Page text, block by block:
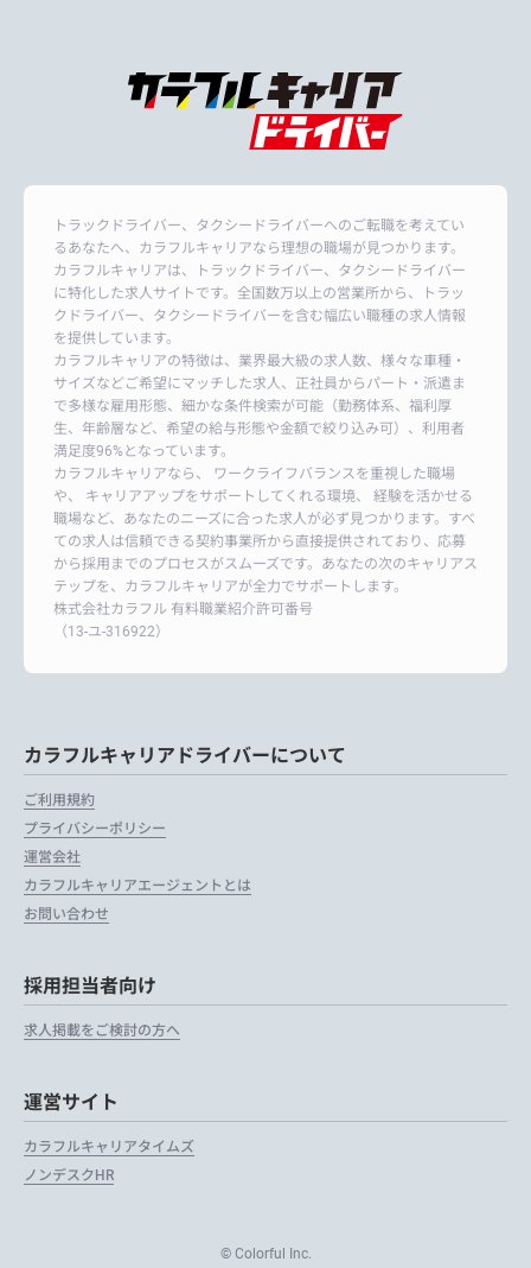
トラックドライバー、タクシードライバーへのご転職を考えてい
るあなたへ、カラフルキャリアなら理想の職場が見つかります。
カラフルキャリアは、トラックドライバー、タクシードライバー
に特化した求人サイトです。全国数万以上の営業所から、トラッ
クドライバー、タクシードライバーを含む幅広い職種の求人情報
を提供しています。
カラフルキャリアの特徴は、業界最大級の求人数、様々な車種・
サイズなどご希望にマッチした求人、正社員からパート・派遣ま
で多様な雇用形態、細かな条件検索が可能（勤務体系、福利厚
生、年齢層など、希望の給与形態や金額で絞り込み可）、利用者
満足度96%となっています。
カラフルキャリアなら、 ワークライフバランスを重視した職場
や、 キャリアアップをサポートしてくれる環境、 経験を活かせる
職場など、あなたのニーズに合った求人が必ず見つかります。すべ
ての求人は信頼できる契約事業所から直接提供されており、応募
から採用までのプロセスがスムーズです。あなたの次のキャリアス
テップを、カラフルキャリアが全力でサポートします。
株式会社カラフル 有料職業紹介許可番号
（13-ユ-316922）
カラフルキャリアドライバーについて
ご利用規約
プライバシーポリシー
運営会社
カラフルキャリアエージェントとは
お問い合わせ
採用担当者向け
求人掲載をご検討の方へ
運営サイト
カラフルキャリアタイムズ
ノンデスクHR
© Colorful Inc.